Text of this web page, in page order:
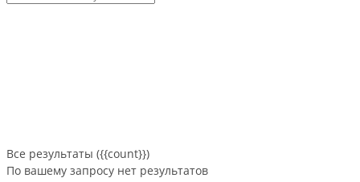
Все результаты ({{count}})
По вашему запросу нет результатов